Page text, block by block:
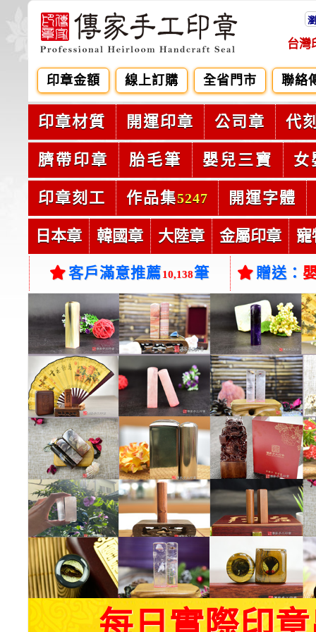
台灣
印章金額 線上訂購 全省門市 聯絡
印章材質 開運印章 公司章 代
臍帶印章 胎毛筆 嬰兒三寶 女
印章刻工 作品集5247 開運字體
日本章 韓國章 大陸章 金屬印章 寵
客戶滿意推薦10,138筆 贈送：